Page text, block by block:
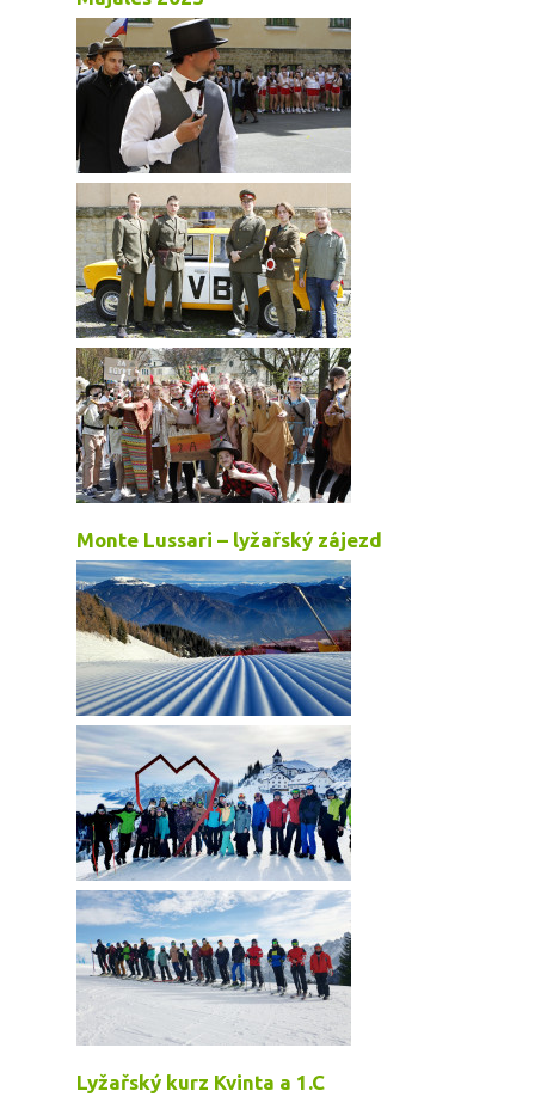
Monte Lussari – lyžařský zájezd
Lyžařský kurz Kvinta a 1.C